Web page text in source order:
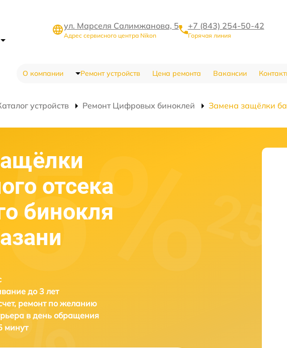
ул. Марселя Салимжанова, 5
Адрес сервисного центра Nikon
+7 (843) 254-50-42
Горячая линия
О компании Ремонт устройств Цена ремонта Вакансии
устройств Ремонт Цифровых биноклей Замена защёлки
отсека
бинокля
до 3 лет
ремонт по желанию
в день обращения
минут